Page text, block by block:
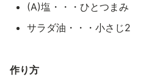
(A)塩・・・ひとつまみ
サラダ油・・・小さじ2
作り方